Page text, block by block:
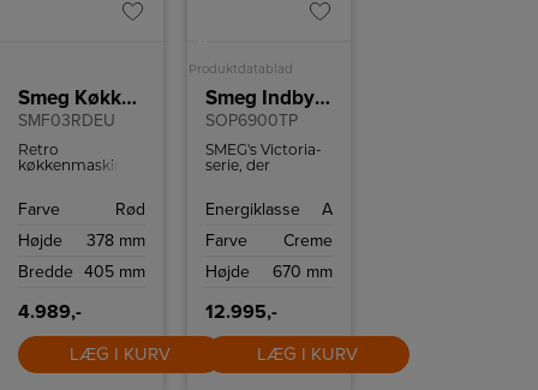
Smeg Køkkenmaskine
SMF03RDEU
Retro
køkkenmaskine
og
Farve
Rød
Højde
378 mm
Bredde 405 mm
4.989,-
LÆG I KURV
Produktdatablad
Smeg Indbygningsovn
SOP6900TP
SMEG's Victoria-
serie, der
med moderne
ovn i cremefarve
design og rustfrit
tilføjer elegance
til ethvert
køkken.
Energiklasse
A
Farve
Creme
Højde
670 mm
12.995,-
LÆG I KURV